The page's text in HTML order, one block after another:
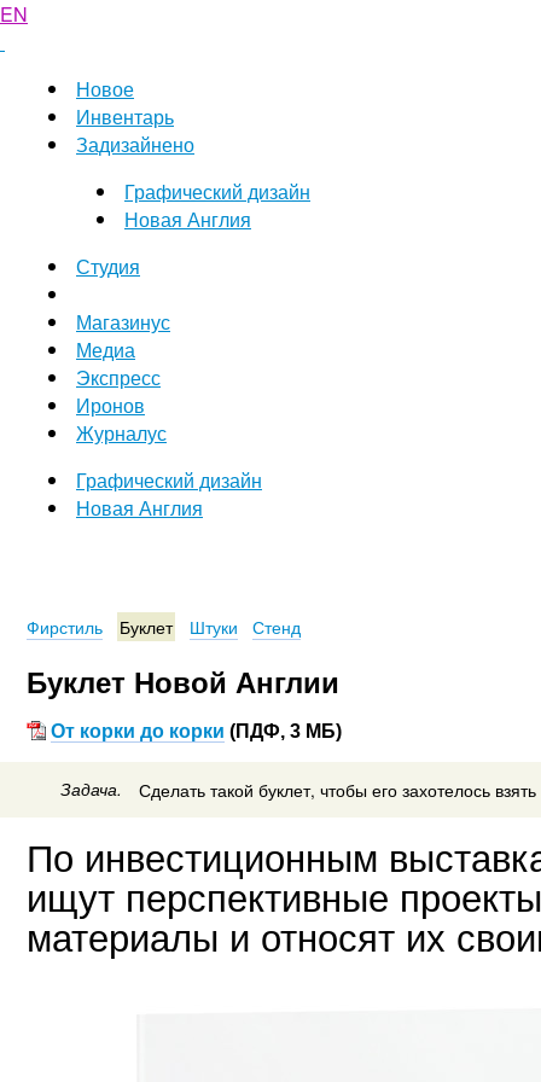
EN
Новое
Инвентарь
Задизайнено
Графический дизайн
Новая Англия
Студия
Магазинус
Медиа
Экспресс
Иронов
Журналус
Графический дизайн
Новая Англия
Фирстиль Буклет Штуки Стенд
Буклет Новой Англии
От корки до корки (ПДФ, 3 МБ)
Задача. Сделать такой буклет, чтобы его захотелось
По инвестиционным
ищут перспективные
материалы и относят их